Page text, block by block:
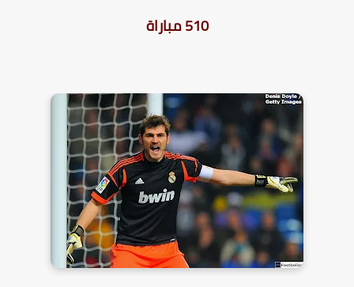
510 مباراة